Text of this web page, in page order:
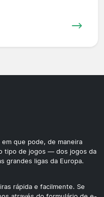
que pode, de maneira
tipo de jogos — dos jogos da
grandes ligas da Europa.
rápida e facilmente. Se